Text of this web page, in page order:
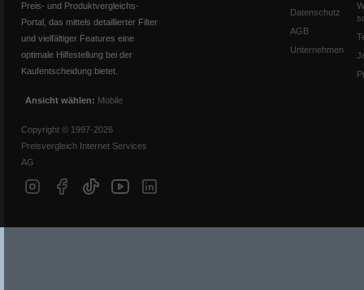
Preis- und Produktvergleichs-
Portal, das mittels detaillierter Filter
und vielfältiger Features eine
optimale Hilfestellung bei der
Kaufentscheidung bietet.
Ansicht wählen: Mobile
Copyright © 1997-2026
Preisvergleich Internet Services
AG
Datenschutz
AGB
Unternehmen